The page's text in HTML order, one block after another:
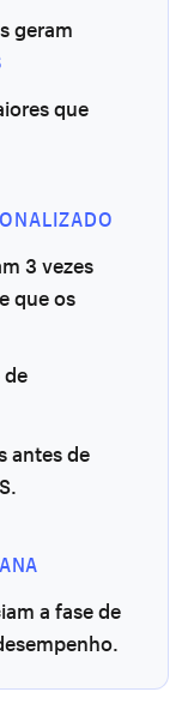
geram
que
3 vezes
que os
antes de
a fase de